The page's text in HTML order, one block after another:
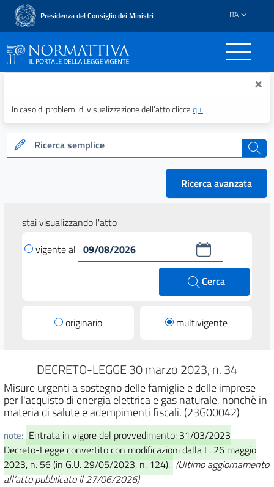
Presidenza del Consiglio dei Ministri ITA
Normattiva - Il portale ×
In caso di problemi di visualizzazione dell’atto cliccaqui
Ricerca semplice cerca
Ricerca avanzata
stai visualizzando l'atto
vigente al
Cerca
originario multivigente
DECRETO-LEGGE 30 marzo 2023, n. 34
Misure urgenti a sostegno delle famiglie e delle imprese
per l'acquisto di energia elettrica e gas naturale, nonchè in
materia di salute e adempimenti fiscali. (23G00042)
note: Entrata in vigore del provvedimento: 31/03/2023
Decreto-Legge convertito con modificazioni dalla L. 26 maggio
2023, n. 56 (in G.U. 29/05/2023, n. 124). (Ultimo aggiornamento
all'atto pubblicato il 27/06/2026)